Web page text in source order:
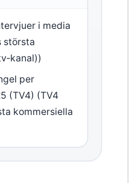
i media
största
per
(TV4) (TV4
kommersiella